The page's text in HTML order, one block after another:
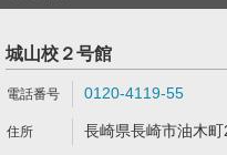
城山校２号館
0120-4119-55
長崎県長崎市油木